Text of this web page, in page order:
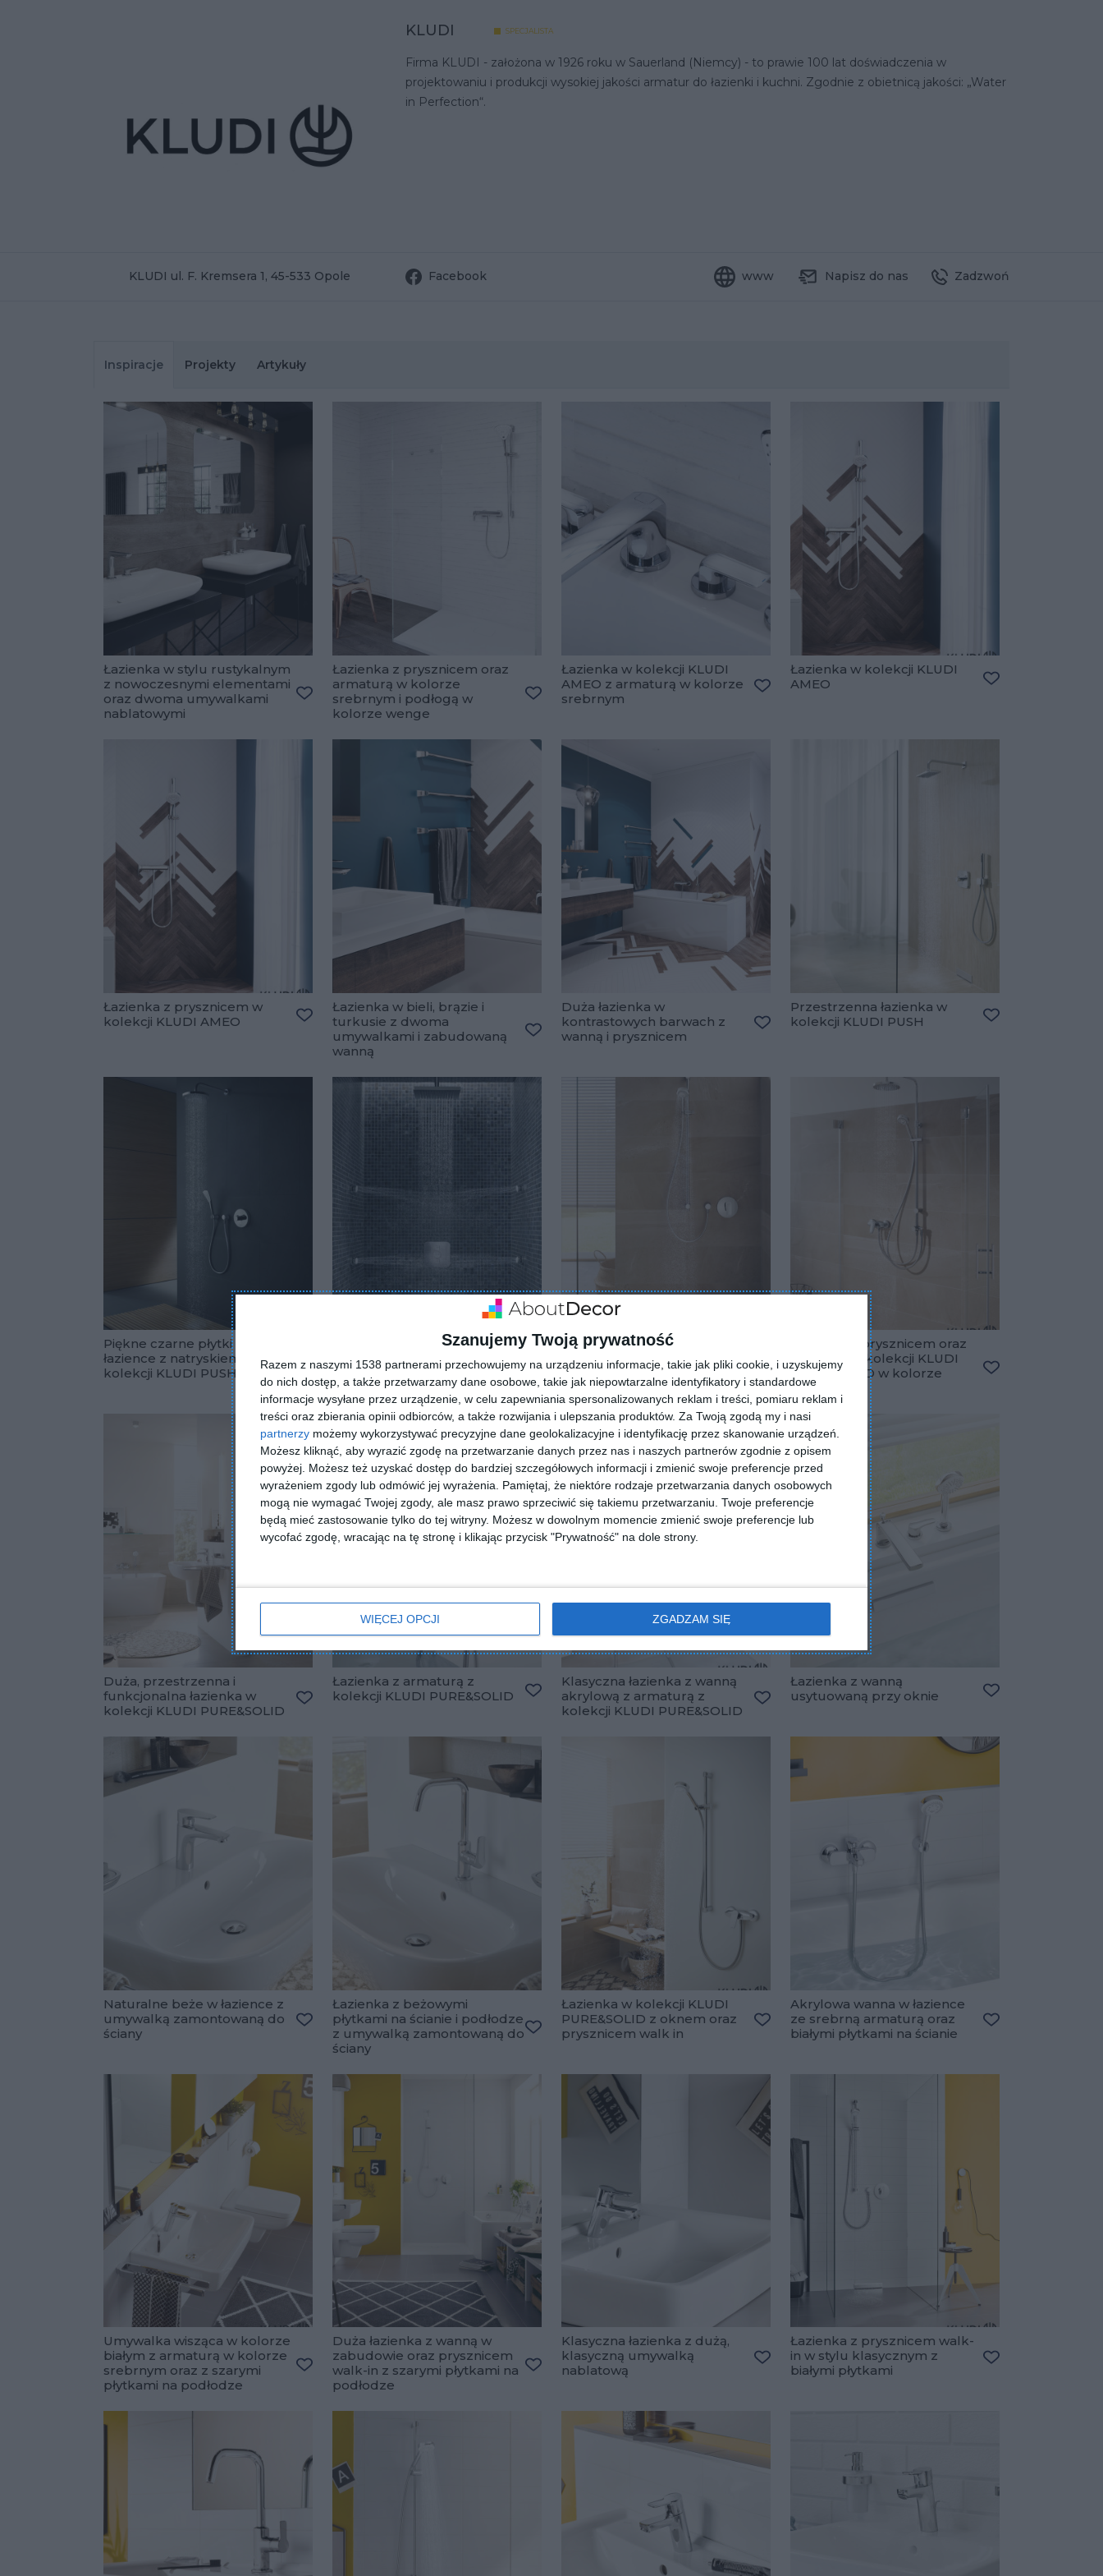
Szanujemy Twoją prywatność
Razem z naszymi 1538 partnerami przechowujemy na urządzeniu informacje, takie jak pliki cookie, i uzyskujemy
do nich dostęp, a także przetwarzamy dane osobowe, takie jak niepowtarzalne identyfikatory i standardowe
informacje wysyłane przez urządzenie, w celu zapewniania spersonalizowanych reklam i treści, pomiaru reklam i
treści oraz zbierania opinii odbiorców, a także rozwijania i ulepszania produktów. Za Twoją zgodą my i nasi
partnerzy możemy wykorzystywać precyzyjne dane geolokalizacyjne i identyfikację przez skanowanie urządzeń.
Możesz kliknąć, aby wyrazić zgodę na przetwarzanie danych przez nas i naszych partnerów zgodnie z opisem
powyżej. Możesz też uzyskać dostęp do bardziej szczegółowych informacji i zmienić swoje preferencje przed
wyrażeniem zgody lub odmówić jej wyrażenia.
Pamiętaj, że niektóre rodzaje przetwarzania danych osobowych
mogą nie wymagać Twojej zgody, ale masz prawo sprzeciwić się takiemu przetwarzaniu. Twoje preferencje
będą mieć zastosowanie tylko do tej witryny. Możesz w dowolnym momencie zmienić swoje preferencje lub
wycofać zgodę, wracając na tę stronę i klikając przycisk "Prywatność" na dole strony.
WIĘCEJ OPCJI ZGADZAM SIĘ
KLUDI SPECJALISTA
Firma KLUDI - założona w 1926 roku w Sauerland (Niemcy) - to prawie 100 lat doświadczenia w
projektowaniu i produkcji wysokiej jakości armatur do łazienki i kuchni. Zgodnie z obietnicą jakości: „Water
in Perfection“.
KLUDI ul. F. Kremsera 1, 45-533 Opole Facebook www Napisz do nas Zadzwoń
Inspiracje Projekty Artykuły
Łazienka w stylu rustykalnym
z nowoczesnymi elementami
oraz dwoma umywalkami
nablatowymi
Dodaj do ulubionych
Łazienka z prysznicem oraz
armaturą w kolorze
srebrnym i podłogą w
kolorze wenge
Dodaj do ulubionych
Łazienka w kolekcji KLUDI
AMEO z armaturą w kolorze
srebrnym
Łazienka w kolekcji KLUDI
AMEO
Łazienka z prysznicem w
kolekcji KLUDI AMEO
Dodaj do ulubionych
Łazienka w bieli, brązie i
turkusie z dwoma
umywalkami i zabudowaną
wanną
Dodaj do ulubionych
Duża łazienka w
kontrastowych barwach z
wanną i prysznicem
Przestrzenna łazienka w
kolekcji KLUDI PUSH
Piękne czarne płytki w
łazience z natryskiem z
kolekcji KLUDI PUSH
Dodaj do ulubionych
Nowoczesny prysznic w
kolekcji KLUDI PUSH w
łazience
Dodaj do ulubionych
Prysznic walk-in w klasycznej
łazience z beżowymi płytkami
podłużnymi na ścianie i
podłodze
Dodaj do ulubionych
Łazienka z prysznicem oraz
armaturą z kolekcji KLUDI
PURE&SOLID w kolorze
srebrnym
Duża, przestrzenna i
funkcjonalna łazienka w
kolekcji KLUDI PURE&SOLID
Łazienka z armaturą z
kolekcji KLUDI PURE&SOLID
Dodaj do ulubionych
Klasyczna łazienka z wanną
akrylową z armaturą z
kolekcji KLUDI PURE&SOLID
Łazienka z wanną
usytuowaną przy oknie
Naturalne beże w łazience z
umywalką zamontowaną do
ściany
Dodaj do ulubionych
Łazienka z beżowymi
płytkami na ścianie i podłodze
z umywalką zamontowaną do
ściany
Dodaj do ulubionych
Łazienka w kolekcji KLUDI
PURE&SOLID z oknem oraz
prysznicem walk in
Dodaj do ulubionych
Akrylowa wanna w łazience
ze srebrną armaturą oraz
białymi płytkami na ścianie
Umywalka wisząca w kolorze
białym z armaturą w kolorze
srebrnym oraz z szarymi
płytkami na podłodze
Dodaj do ulubionych
Duża łazienka z wanną w
zabudowie oraz prysznicem
walk-in z szarymi płytkami na
podłodze
Klasyczna łazienka z dużą,
klasyczną umywalką
nablatową
Dodaj do ulubionych
Łazienka z prysznicem walk-
in w stylu klasycznym z
białymi płytkami